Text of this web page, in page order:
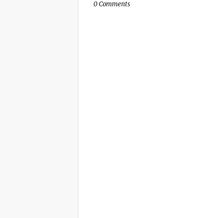
0 Comments